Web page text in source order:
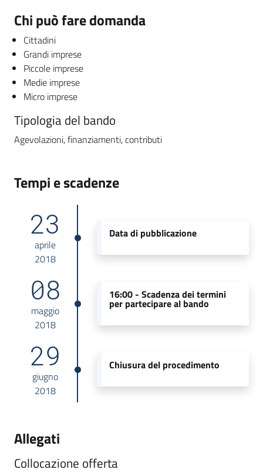
Chi può fare domanda
Cittadini
Grandi imprese
Piccole imprese
Medie imprese
Micro imprese
Tipologia del bando
Agevolazioni, finanziamenti, contributi
Tempi e scadenze
23
aprile
2018
Data di pubblicazione
08
maggio
2018
16:00 - Scadenza dei termini
per partecipare al bando
29
giugno
2018
Chiusura del procedimento
Allegati
Collocazione offerta